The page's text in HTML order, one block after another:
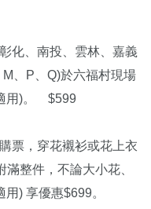
化、南投、雲林、嘉義
、P、Q)於六福村現場
用)。 $599
票，穿花襯衫或花上衣
整件，不論大小花、
用) 享優惠$699。